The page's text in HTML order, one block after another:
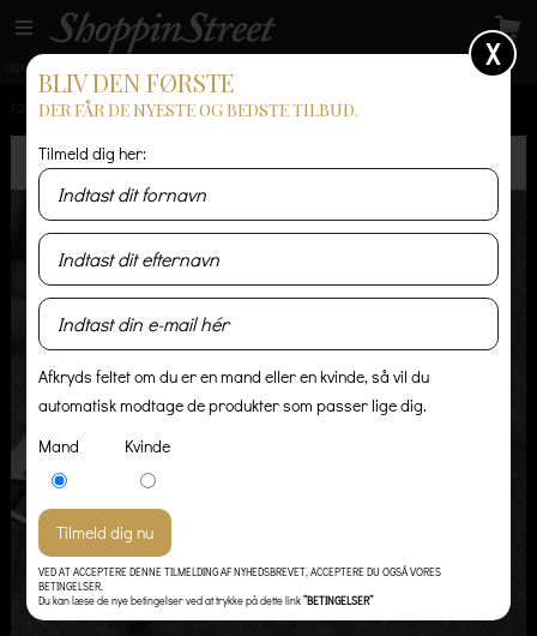
GRATIS LEVERING
FORSIDE / HERRE / TRØJER & STRIK / CARHARTT HÆTTETRØJE - MØRKEGRÅ
X
BLIV DEN FØRSTE
DER FÅR DE NYESTE OG BEDSTE TILBUD.
Tilmeld dig her:
Afkryds feltet om du er en mand eller en kvinde, så vil du
automatisk modtage de produkter som passer lige dig.
Mand
Kvinde
VED AT ACCEPTERE DENNE TILMELDING AF NYHEDSBREVET, ACCEPTERE DU OGSÅ VORES
BETINGELSER.
Du kan læse de nye betingelser ved at trykke på dette link”BETINGELSER”